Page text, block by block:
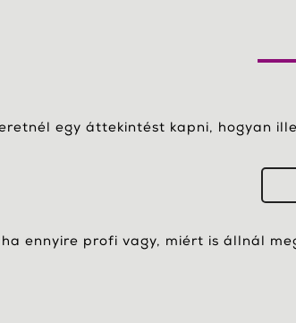
egy áttekintést kapni, hogyan
ha ennyire profi vagy, miért is állnál